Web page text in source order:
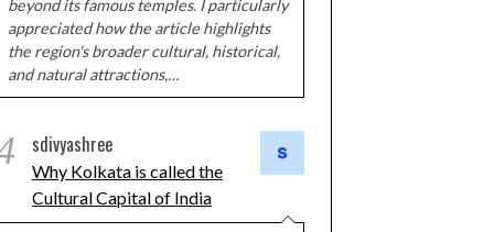
beyond its famous temples. I particularly
appreciated how the article highlights
the region's broader cultural, historical,
and natural attractions,…
sdivyashree
Why Kolkata is called the
Cultural Capital of India